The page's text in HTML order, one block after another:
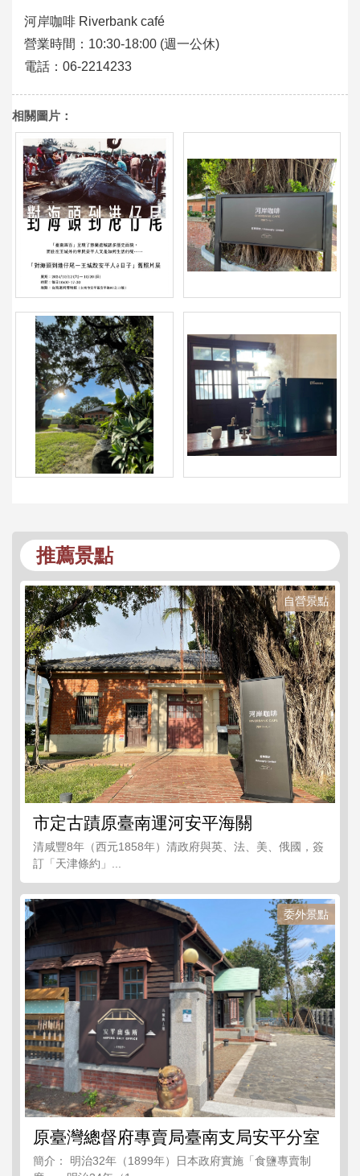
河岸咖啡 Riverbank café
營業時間：10:30-18:00 (週一公休)
電話：06-2214233
相關圖片：
推薦景點
自營景點
市定古蹟原臺南運河安平海關
清咸豐8年（西元1858年）清政府與英、法、美、俄國，簽
訂「天津條約」...
委外景點
原臺灣總督府專賣局臺南支局安平分室
簡介： 明治32年（1899年）日本政府實施「食鹽專賣制